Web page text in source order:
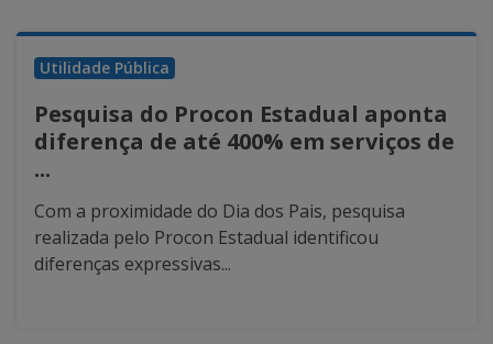
Utilidade Pública
Pesquisa do Procon Estadual aponta
diferença de até 400% em serviços de
...
Com a proximidade do Dia dos Pais, pesquisa
realizada pelo Procon Estadual identificou
diferenças expressivas...